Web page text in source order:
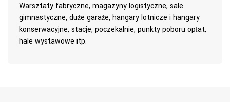
Warsztaty fabryczne, magazyny logistyczne, sale
gimnastyczne, duże garaże, hangary lotnicze i hangary
konserwacyjne, stacje, poczekalnie, punkty poboru opłat,
hale wystawowe itp.